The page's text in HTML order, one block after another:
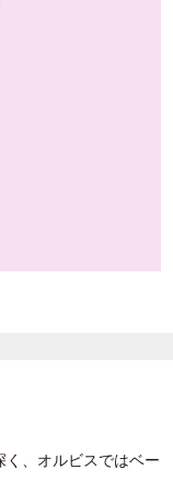
、オルビスではベー